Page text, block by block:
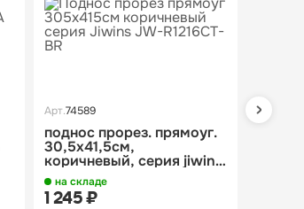
Арт.74589
поднос прорез. прямоуг.
30,5х41,5см,
коричневый, серия jiwins
jw-r1216ct-br
на складе
1 245 ₽
Арт.